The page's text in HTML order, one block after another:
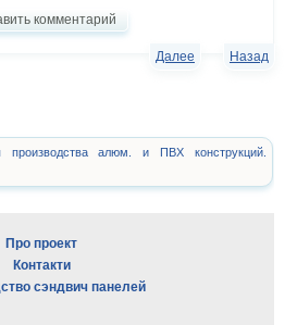
комментарий
Назад
Далее
производства алюм. и ПВХ конструкций.
Про проект
Контакти
сэндвич панелей